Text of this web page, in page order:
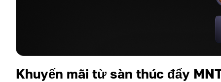
Khuyến mãi từ sàn thúc đẩy